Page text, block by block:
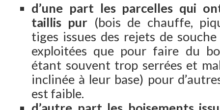
d’une part les parcelles qui
taillis pur (bois de chauffe,
tiges issues des rejets de
exploitées que pour faire du
étant souvent trop serrées et
inclinée à leur base) pour
est faible.